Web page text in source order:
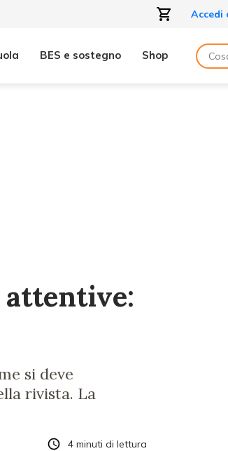
Accedi
BES e sostegno Shop
attentive:
si deve
rivista. La
4 minuti di lettura